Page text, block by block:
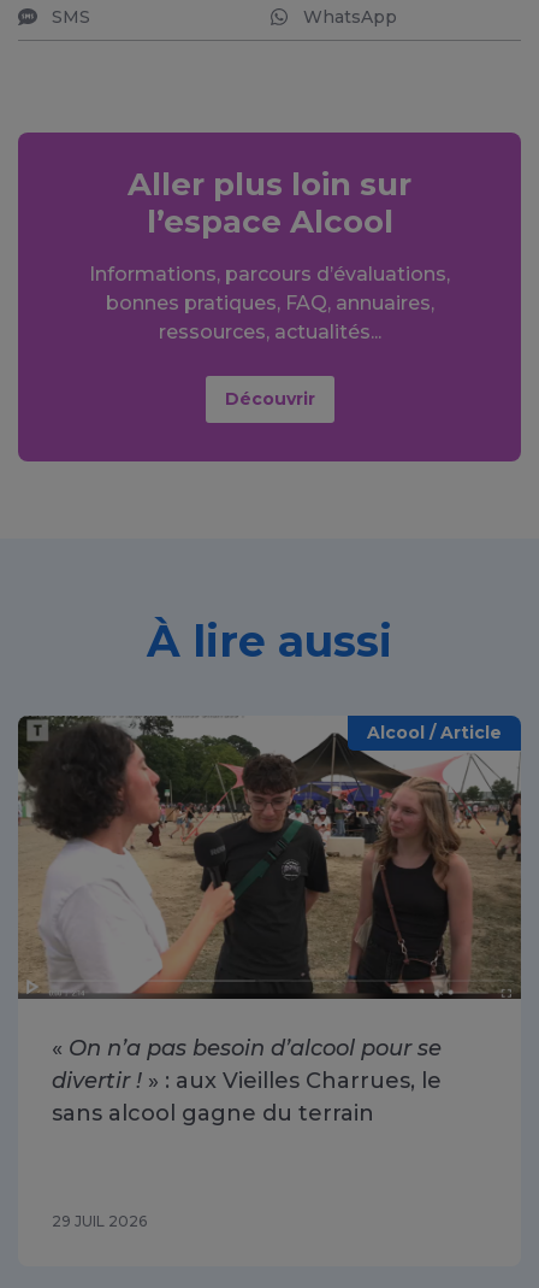
SMS WhatsApp
Aller plus loin sur
l’espace Alcool
Informations, parcours d’évaluations,
bonnes pratiques, FAQ, annuaires,
ressources, actualités...
Découvrir
À lire aussi
Alcool / Article
« On n’a pas besoin d’alcool pour se
divertir ! » : aux Vieilles Charrues, le
sans alcool gagne du terrain
29 JUIL 2026